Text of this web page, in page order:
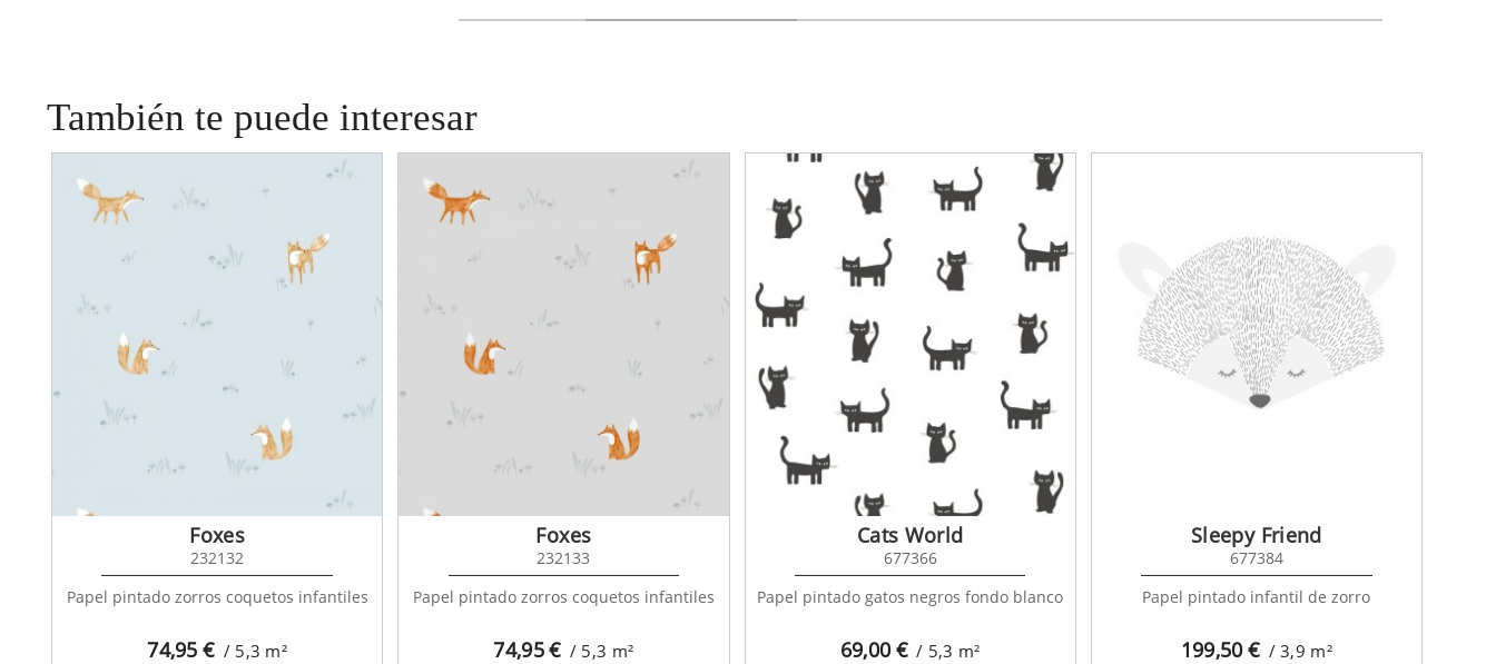
También te puede interesar
74,95 € / 5,3 m²
Foxes
232132
Papel pintado zorros coquetos infantiles
74,95€ / 5,3 m²
Foxes
232133
Papel pintado zorros coquetos infantiles
69,00€ / 5,3 m²
Cats World
677366
Papel pintado gatos negros fondo blanco
199,50€ / 3,9 m²
Sleepy Friend
677384
Papel pintado infantil de zorro